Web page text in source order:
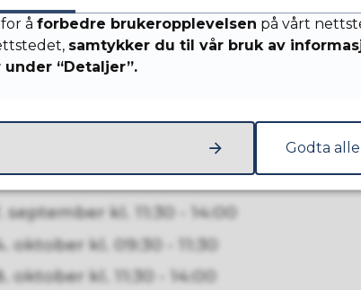
e-post:
barneverntjenestens
spesialrådgiver for oppvekst Merete
en annen av teamets medlemmer
høst 2026
kl. 11:30 - 14:00
oktober kl. 09:30 - 11:30
oktober kl. 11:30 - 14:00
å forbedre brukeropplevelsen på vårt
samtykker du til vår bruk av
“Detaljer”.
Godta alle